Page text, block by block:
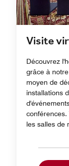
Visite
Découvrez
grâce à
moyen de
installations
conférences.
les salles de